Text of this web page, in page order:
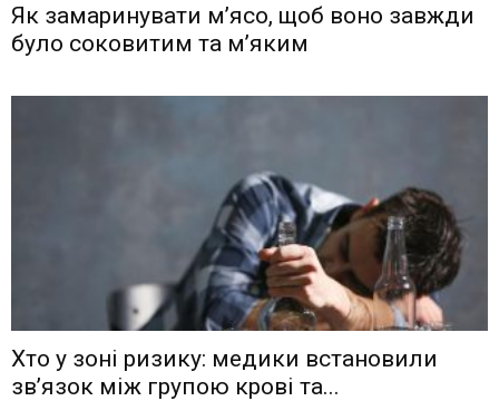
Як замаринувати м’ясо, щоб воно завжди
було соковитим та м’яким
Хто у зоні ризику: медики встановили
зв’язок між групою крові та...